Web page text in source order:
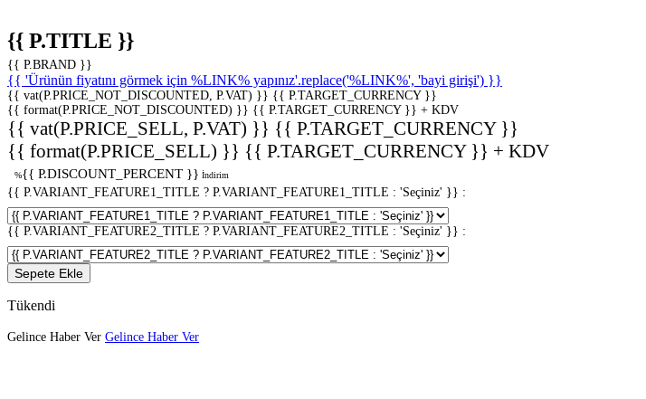
{{ P.TITLE }}
{{ P.BRAND }}
{{ 'Ürünün fiyatını görmek için %LINK% yapınız'.replace('%LINK%', 'bayi girişi') }}
{{ vat(P.PRICE_NOT_DISCOUNTED, P.VAT) }} {{ P.TARGET_CURRENCY }}
{{ format(P.PRICE_NOT_DISCOUNTED) }} {{ P.TARGET_CURRENCY }} + KDV
{{ vat(P.PRICE_SELL, P.VAT) }} {{ P.TARGET_CURRENCY }}
{{ format(P.PRICE_SELL) }} {{ P.TARGET_CURRENCY }} + KDV
%{{ P.DISCOUNT_PERCENT }} İndirim
{{ P.VARIANT_FEATURE1_TITLE ? P.VARIANT_FEATURE1_TITLE : 'Seçiniz' }} :
{{ P.VARIANT_FEATURE2_TITLE ? P.VARIANT_FEATURE2_TITLE : 'Seçiniz' }} :
Sepete Ekle
Tükendi
Gelince Haber Ver Gelince Haber Ver